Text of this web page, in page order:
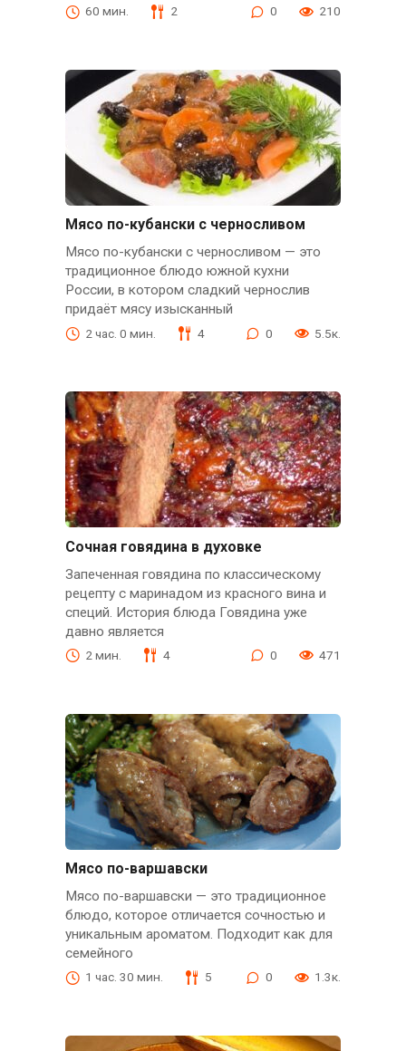
60 мин. 2 0 210
Мясо по-кубански с черносливом
Мясо по-кубански с черносливом — это
традиционное блюдо южной кухни
России, в котором сладкий чернослив
придаёт мясу изысканный
2 час. 0 мин. 4 0 5.5к.
Сочная говядина в духовке
Запеченная говядина по классическому
рецепту с маринадом из красного вина и
специй. История блюда Говядина уже
давно является
2 мин. 4 0 471
Мясо по-варшавски
Мясо по-варшавски — это традиционное
блюдо, которое отличается сочностью и
уникальным ароматом. Подходит как для
семейного
1 час. 30 мин. 5 0 1.3к.